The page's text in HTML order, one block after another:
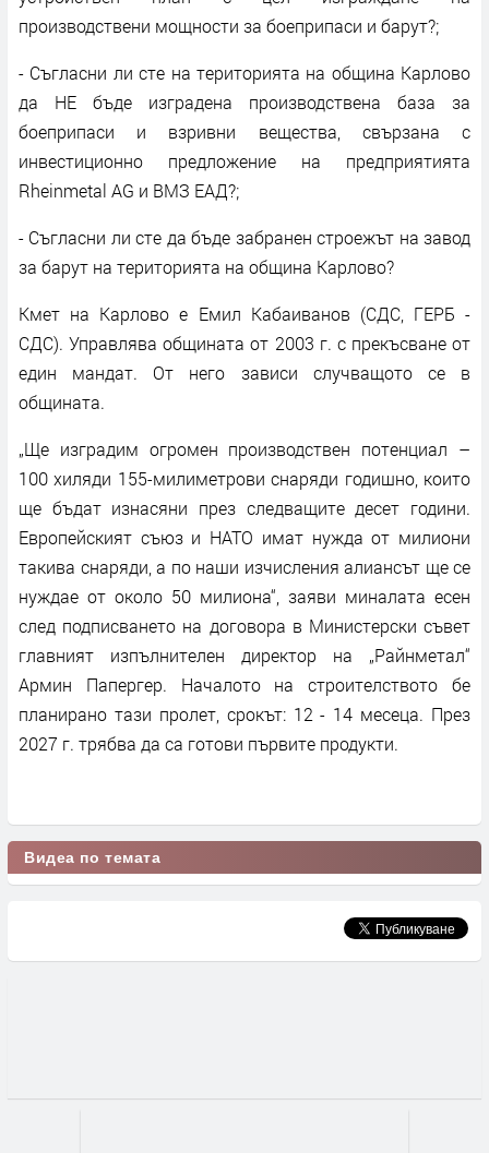
производствени мощности за боеприпаси и барут?;
- Съгласни ли сте на територията на община Карлово
да НЕ бъде изградена производствена база за
боеприпаси и взривни вещества, свързана с
инвестиционно предложение на предприятията
Rheinmetal АG и ВМЗ ЕАД?;
- Съгласни ли сте да бъде забранен строежът на завод
за барут на територията на община Карлово?
Кмет на Карлово е Емил Кабаиванов (СДС, ГЕРБ -
СДС). Управлява общината от 2003 г. с прекъсване от
един мандат. От него зависи случващото се в
общината.
„Ще изградим огромен производствен потенциал –
100 хиляди 155-милиметрови снаряди годишно, които
ще бъдат изнасяни през следващите десет години.
Европейският съюз и НАТО имат нужда от милиони
такива снаряди, а по наши изчисления алиансът ще се
нуждае от около 50 милиона“, заяви миналата есен
след подписването на договора в Министерски съвет
главният изпълнителен директор на „Райнметал“
Армин Папергер. Началото на строителството бе
планирано тази пролет, срокът: 12 - 14 месеца. През
2027 г. трябва да са готови първите продукти.
Видеа по темата